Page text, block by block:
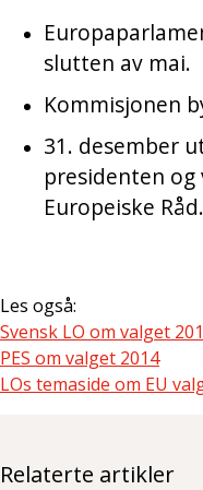
slutten av mai.
Kommisjonen
31. desember
presidenten
Europeiske Råd.
Les også:
Svensk LO om valget
PES om valget 2014
LOs temaside om EU
Relaterte artikler